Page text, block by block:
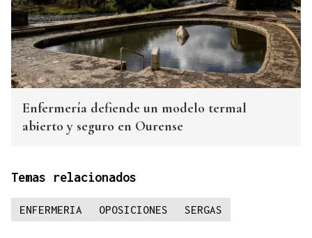
Enfermería defiende un modelo termal
abierto y seguro en Ourense
Temas relacionados
ENFERMERIA OPOSICIONES SERGAS